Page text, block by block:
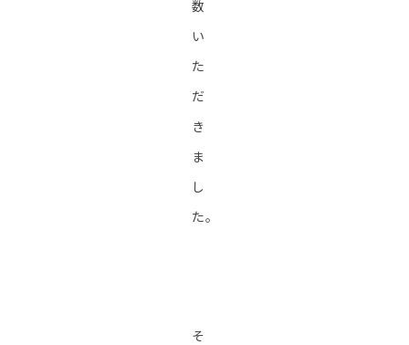
数
い
た
だ
き
ま
し
た。
そ